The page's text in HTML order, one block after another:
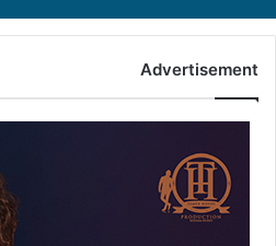
Advertisement